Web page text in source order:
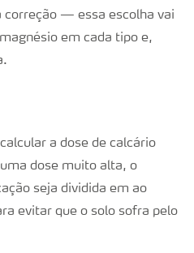
correção — essa escolha vai
em cada tipo e,
a dose de calcário
dose muito alta, o
seja dividida em ao
evitar que o solo sofra pelo